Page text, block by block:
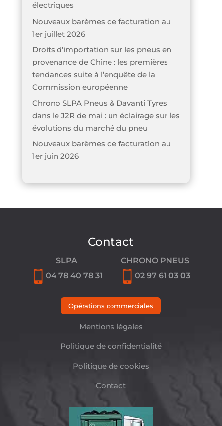
électriques
Nouveaux barèmes de facturation au
1er juillet 2026
Droits d’importation sur les pneus en
provenance de Chine : les premières
tendances suite à l’enquête de la
Commission européenne
Chrono SLPA Pneus & Davanti Tyres
dans le J2R de mai : un éclairage sur les
évolutions du marché du pneu
Nouveaux barèmes de facturation au
1er juin 2026
Contact
SLPA
04 78 40 78 31
CHRONO PNEUS
02 97 61 03 03
Opérations commerciales
Mentions légales
Politique de confidentialité
Politique de cookies
Contact